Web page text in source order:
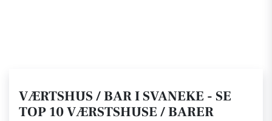
VÆRTSHUS / BAR I SVANEKE - SE
TOP 10 VÆRSTSHUSE / BARER